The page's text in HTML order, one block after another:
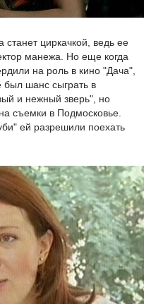
станет циркачкой, ведь ее
манежа. Но еще когда
на роль в кино "Дача",
шанс сыграть в
и нежный зверь", но
съемки в Подмосковье.
ей разрешили поехать